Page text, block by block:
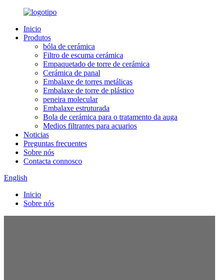
Inicio
Produtos
bóla de cerámica
Filtro de escuma cerámica
Empaquetado de torre de cerámica
Cerámica de panal
Embalaxe de torres metálicas
Embalaxe de torre de plástico
peneira molecular
Embalaxe estruturada
Bola de cerámica para o tratamento da auga
Medios filtrantes para acuarios
Noticias
Preguntas frecuentes
Sobre nós
Contacta connosco
English
Inicio
Sobre nós